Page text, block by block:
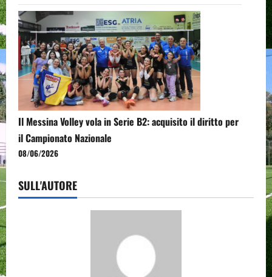
Il Messina Volley vola in Serie B2: acquisito il diritto per
il Campionato Nazionale
08/06/2026
SULL'AUTORE